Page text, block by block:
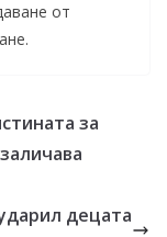
от
за
децата